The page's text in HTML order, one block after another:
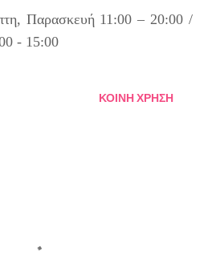
Παρασκευή 11:00 – 20:00 /
- 15:00
ΚΟΙΝΉ ΧΡΉΣΗ